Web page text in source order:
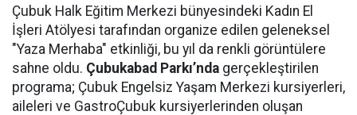
Çubuk Halk Eğitim Merkezi bünyesindeki Kadın El
İşleri Atölyesi tarafından organize edilen geleneksel
"Yaza Merhaba" etkinliği, bu yıl da renkli görüntülere
sahne oldu. Çubukabad Parkı’nda gerçekleştirilen
programa; Çubuk Engelsiz Yaşam Merkezi kursiyerleri,
aileleri ve GastroÇubuk kursiyerlerinden oluşan